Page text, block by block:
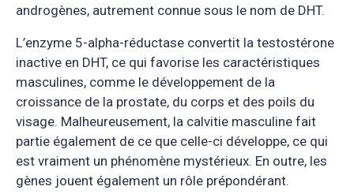
androgènes, autrement connue sous le nom de DHT.
L’enzyme 5-alpha-réductase convertit la testostérone
inactive en DHT, ce qui favorise les caractéristiques
masculines, comme le développement de la
croissance de la prostate, du corps et des poils du
visage. Malheureusement, la calvitie masculine fait
partie également de ce que celle-ci développe, ce qui
est vraiment un phénomène mystérieux. En outre, les
gènes jouent également un rôle prépondérant.